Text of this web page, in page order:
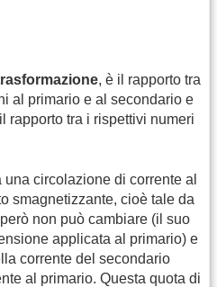
, è il rapporto tra
al primario e al secondario e
rapporto tra i rispettivi numeri
una circolazione di corrente al
smagnetizzante, cioè tale da
non può cambiare (il suo
applicata al primario) e
corrente del secondario
al primario. Questa quota di